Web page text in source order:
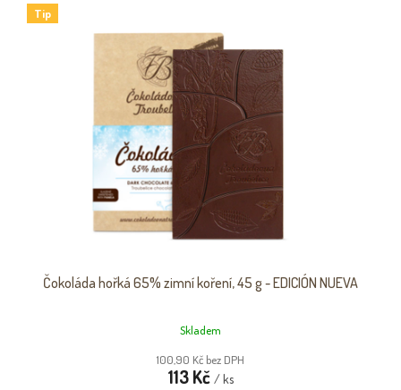
Tip
Čokoláda hořká 65% zimní koření, 45 g - EDICIÓN NUEVA
Skladem
100,90 Kč bez DPH
113 Kč / ks